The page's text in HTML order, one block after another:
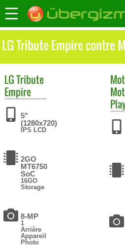
LG Tribute Empire contre
LGTribute
Empire
5"
(1280x720)
IPS LCD
2GO
MT6750
SoC
16GO
Storage
8-MP
1
Arrière
Appareil
Photo